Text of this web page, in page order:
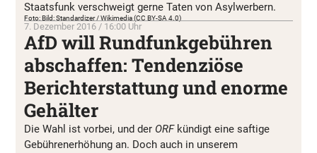
Staatsfunk verschweigt gerne Taten von Asylwerbern.
Foto: Bild: Standardizer / Wikimedia (CC BY-SA 4.0)
7. Dezember 2016 / 16:00 Uhr
AfD will Rundfunkgebühren
abschaffen: Tendenziöse
Berichterstattung und enorme
Gehälter
Die Wahl ist vorbei, und der ORF kündigt eine saftige
Gebührenerhöhung an. Doch auch in unserem